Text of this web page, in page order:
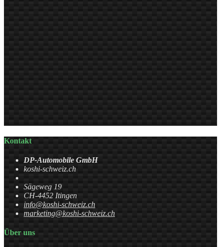
Kontakt
DP-Automobile GmbH
koshi-schweiz.ch
Sägeweg 19
CH-4452 Itingen
info@koshi-schweiz.ch
marketing@koshi-schweiz.ch
Über uns